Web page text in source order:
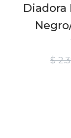
Diadora
$